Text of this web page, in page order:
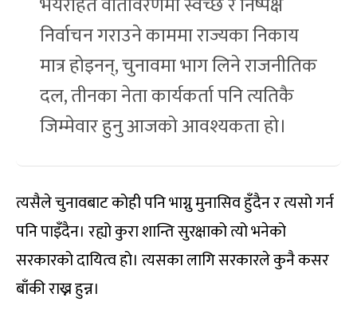
निर्वाचन गराउने काममा राज्यका निकाय
मात्र होइनन्, चुनावमा भाग लिने राजनीतिक
दल, तीनका नेता कार्यकर्ता पनि त्यतिकै
जिम्मेवार हुनु आजको आवश्यकता हो।
त्यसैले चुनावबाट कोही पनि भाग्नु मुनासिव हुँदैन र त्यसो गर्न
पनि पाइँदैन। रह्यो कुरा शान्ति सुरक्षाको त्यो भनेको
सरकारको दायित्व हो। त्यसका लागि सरकारले कुनै कसर
बाँकी राख्न हुन्न।